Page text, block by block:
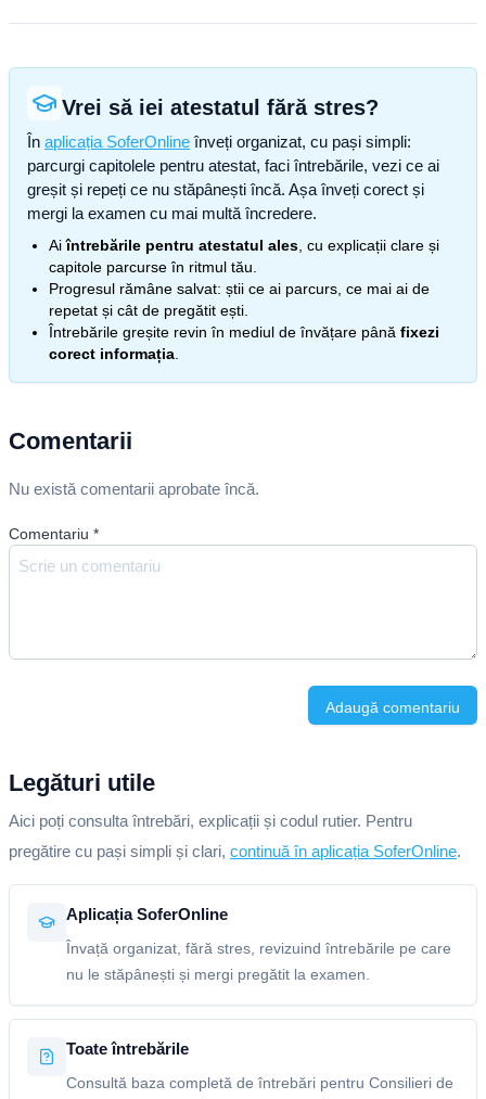
Vrei să iei atestatul fără stres?
În aplicația SoferOnline înveți organizat, cu pași simpli:
parcurgi capitolele pentru atestat, faci întrebările, vezi ce ai
greșit și repeți ce nu stăpânești încă. Așa înveți corect și
mergi la examen cu mai multă încredere.
Aiîntrebările pentru atestatul ales , cu explicații clare și
capitole parcurse în ritmul tău.
Progresul rămâne salvat: știi ce ai parcurs, ce mai ai de
repetat și cât de pregătit ești.
Întrebările greșite revin în mediul de învățare până fixezi
corect informația
Comentarii
Nu există comentarii aprobate încă.
Comentariu *
Adaugă comentariu
Legături utile
Aici poți consulta întrebări, explicații și codul rutier. Pentru
pregătire cu pași simpli și clari, continuă în aplicația SoferOnline.
Aplicația SoferOnline
Învață organizat, fără stres, revizuind întrebările pe care
nu le stăpânești și mergi pregătit la examen.
Toate întrebările
Consultă baza completă de întrebări pentru Consilieri de